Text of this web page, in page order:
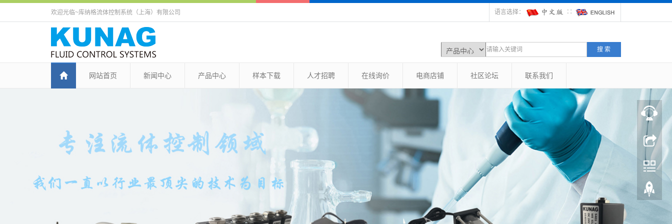
欢迎光临~库纳格流体控制系统（上海）有限公司 语言选择： ∷
搜 索
网站首页 新闻中心 产品中心 样本下载 人才招聘 在线询价 电商店铺 社区论坛 联系我们